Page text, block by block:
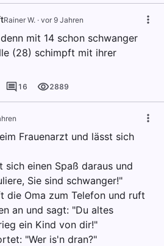
Rainer W. · vor 9 Jahren
mit 14 schon schwanger
(28) schimpft mit ihrer
16 2889
Frauenarzt und lässt sich
sich einen Spaß daraus und
Sie sind schwanger!"
die Oma zum Telefon und ruft
an und sagt: "Du altes
ein Kind von dir!"
"Wer is'n dran?"